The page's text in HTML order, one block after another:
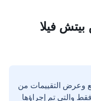
فيلا
وعرض التقييمات من
والتي تم إجراؤها